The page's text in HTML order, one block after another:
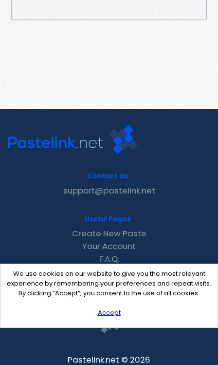
We use cookies on our website to give you the most relevant
experience by remembering your preferences and repeat visits.
By clicking “Accept”, you consent to the use of all cookies.
Accept
Contact Us
support@pastelink.net
Useful Pages
Create New Paste
Your Account
F.A.Q.
Recent
Contact
Pastelink.net © 2026